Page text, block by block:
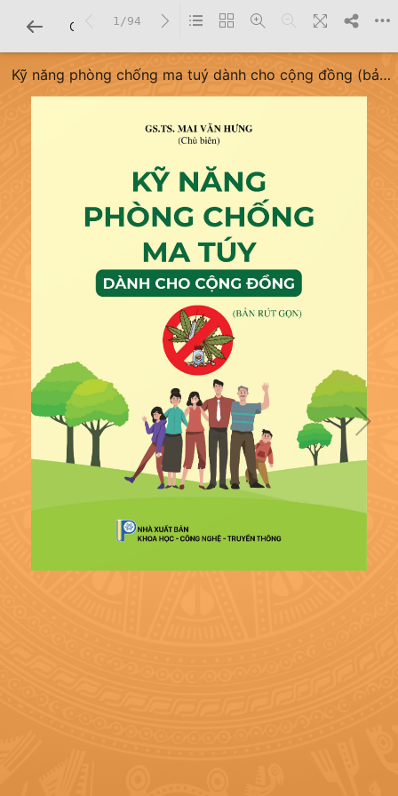
CHI TIẾT SÁCH
Kỹ năng phòng chống ma tuý dành cho cộng đồng (bản
rút gọn)
1/94